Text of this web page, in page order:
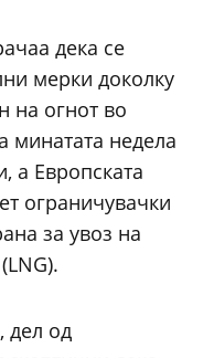
дека се
мерки доколку
на огнот во
минатата недела
а Европската
ограничувачки
за увоз на
дел од